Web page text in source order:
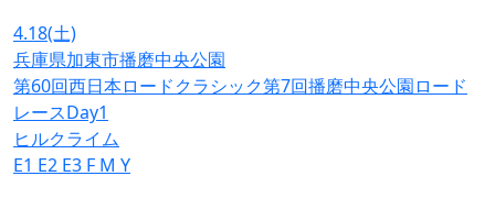
4.18(土)
兵庫県加東市播磨中央公園
第60回西日本ロードクラシック第7回播磨中央公園ロード
レースDay1
ヒルクライム
E1 E2 E3 F M Y